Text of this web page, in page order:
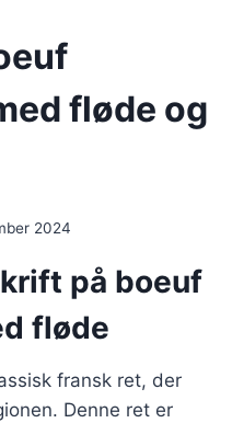
fløde og
2024
på boeuf
fløde
fransk ret, der
Denne ret er